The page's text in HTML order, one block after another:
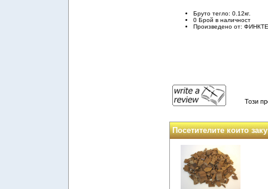
Бруто тегло: 0.12кг.
0 Брой в наличност
Произведено от:
Този
Посетителите които